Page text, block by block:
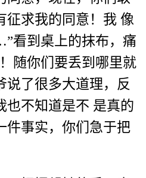
征求我的同意！我 像
看到桌上的抹布，痛
随你们要丢到哪里就
说了很多大道理，反
也不知道是不 是真的
事实，你们急于把